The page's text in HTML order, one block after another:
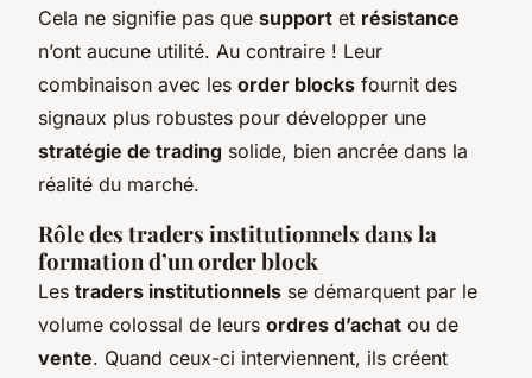
Cela ne signifie pas que support et résistance
n’ont aucune utilité. Au contraire ! Leur
combinaison avec les order blocks fournit des
signaux plus robustes pour développer une
stratégie de trading solide, bien ancrée dans la
réalité du marché.
Rôle des traders institutionnels dans la
formation d’un order block
Les traders institutionnels se démarquent par le
volume colossal de leurs ordres d’achat ou de
vente. Quand ceux-ci interviennent, ils créent